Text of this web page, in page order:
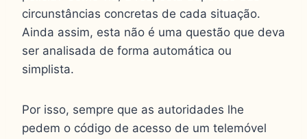
circunstâncias concretas de cada situação.
Ainda assim, esta não é uma questão que deva
ser analisada de forma automática ou
simplista.
Por isso, sempre que as autoridades lhe
pedem o código de acesso de um telemóvel